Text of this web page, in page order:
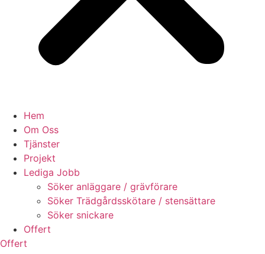
Hem
Om Oss
Tjänster
Projekt
Lediga Jobb
Söker anläggare / grävförare
Söker Trädgårdsskötare / stensättare
Söker snickare
Offert
Offert